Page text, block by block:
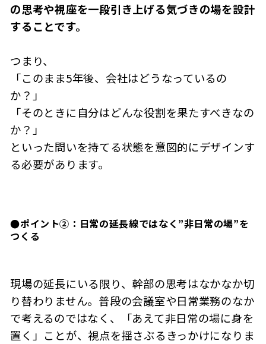
の思考や視座を一段引き上げる気づきの場を設計
することです。
つまり、
「このまま5年後、会社はどうなっているの
か？」
「そのときに自分はどんな役割を果たすべきなの
か？」
といった問いを持てる状態を意図的にデザインす
る必要があります。
●ポイント②：日常の延長線ではなく”非日常の場”を
つくる
現場の延長にいる限り、幹部の思考はなかなか切
り替わりません。普段の会議室や日常業務のなか
で考えるのではなく、「あえて非日常の場に身を
置く」ことが、視点を揺さぶるきっかけになりま